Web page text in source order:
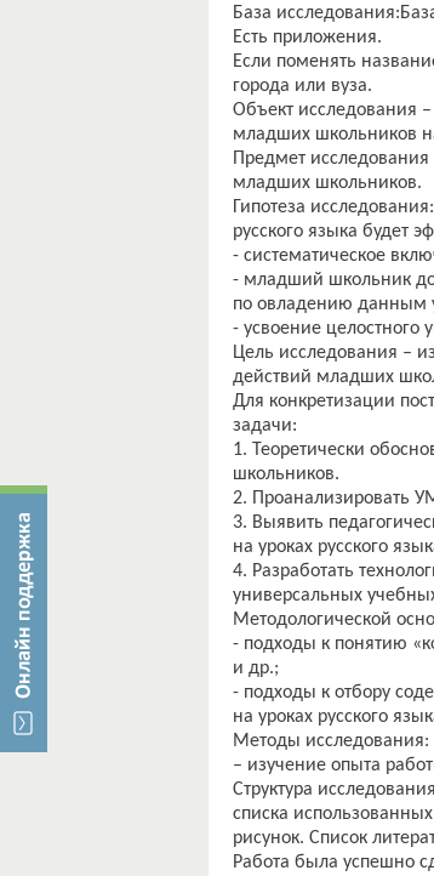
База
Есть приложения.
Если поменять
города или вуза.
Объект исследования
младших школьников
Предмет
младших школьников.
Гипотеза
русского языка будет
- систематическое
- младший школьник
по овладению данным
- усвоение целостного
Цель исследования –
действий младших
Для конкретизации
задачи:
1. Теоретически
школьников.
2. Проанализировать
3. Выявить
на уроках русского
4. Разработать
универсальных
Методологической
- подходы к понятию
и др.;
- подходы к отбору
на уроках русского
Методы исследования:
– изучение опыта
Структура
списка
рисунок. Список
Работа была успешно